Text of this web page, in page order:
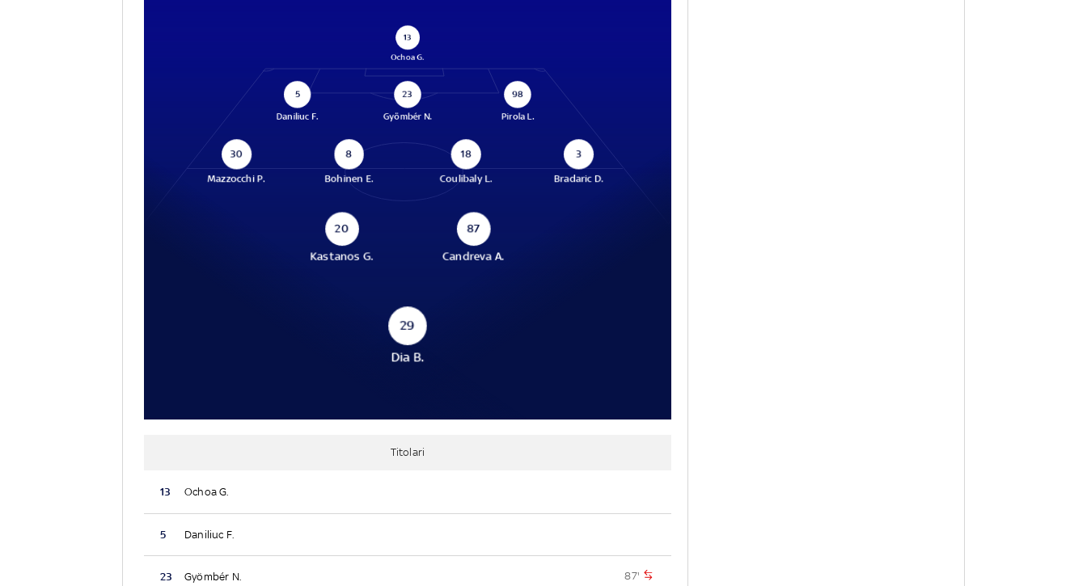
13
Ochoa G.
5
Daniliuc F.
23
Gyömbér N.
98
Pirola L.
30
Mazzocchi P.
8
Bohinen E.
18
Coulibaly L.
3
Bradaric D.
87
Candreva A.
20
Kastanos G.
29
Dia B.
Titolari
13 Ochoa G.
5 Daniliuc F.
23 Gyömbér N. 87'